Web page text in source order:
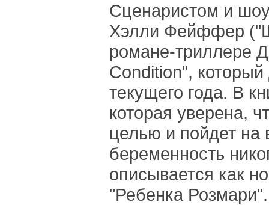
Сценаристом и
Хэлли Фейффер
романе-триллере
Condition",
текущего года. В
которая уверена,
целью и пойдет на
беременность
описывается как
"Ребенка Розмари".